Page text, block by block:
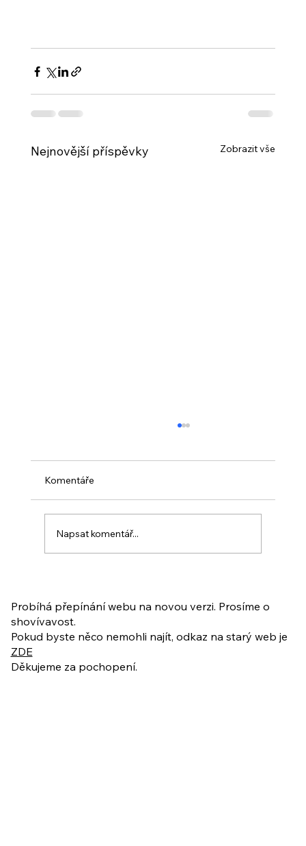
Nejnovější příspěvky Zobrazit vše
ukázkové lekce
Komentáře
Napsat komentář...
Probíhá přepínání webu na novou verzi. Prosíme o
shovívavost.
Pokud byste něco nemohli najít, odkaz na starý web je
ZDE
Děkujeme za pochopení.